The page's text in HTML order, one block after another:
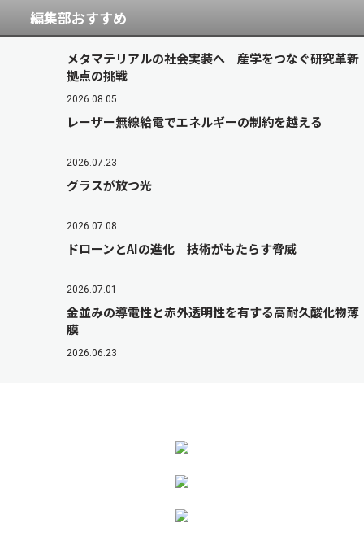
編集部おすすめ
メタマテリアルの社会実装へ 産学をつなぐ研究革新
拠点の挑戦
2026.08.05
レーザー無線給電でエネルギーの制約を越える
2026.07.23
グラスが放つ光
2026.07.08
ドローンとAIの進化 技術がもたらす脅威
2026.07.01
金並みの導電性と赤外透明性を有する高耐久酸化物薄
膜
2026.06.23